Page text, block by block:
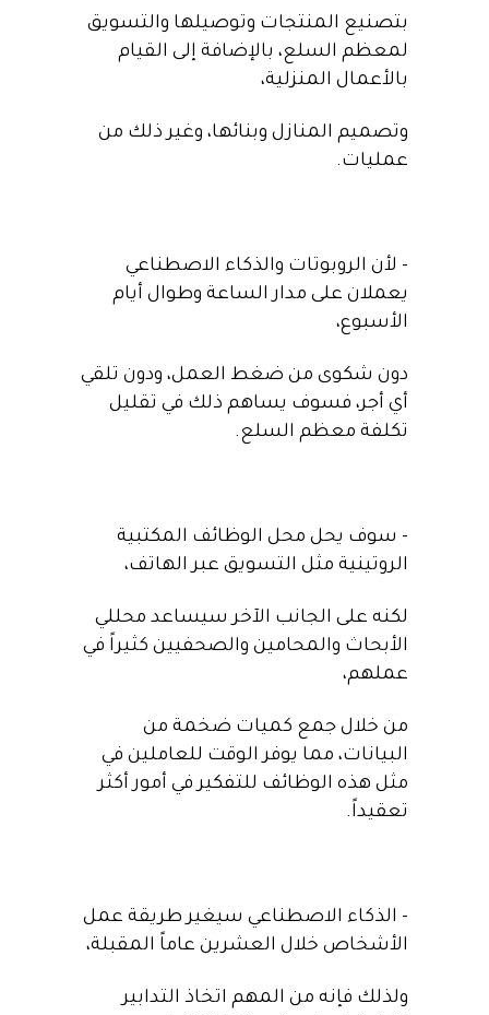
بتصنيع المنتجات وتوصيلها والتسويق
لمعظم السلع، بالإضافة إلى القيام
بالأعمال المنزلية،
وتصميم المنازل وبنائها، وغير ذلك من
عمليات.
– لأن الروبوتات والذكاء الاصطناعي
يعملان على مدار الساعة وطوال أيام
الأسبوع،
دون شكوى من ضغط العمل، ودون تلقي
أي أجر، فسوف يساهم ذلك في تقليل
تكلفة معظم السلع.
– سوف يحل محل الوظائف المكتبية
الروتينية مثل التسويق عبر الهاتف،
لكنه على الجانب الآخر سيساعد محللي
الأبحاث والمحامين والصحفيين كثيراً في
عملهم،
من خلال جمع كميات ضخمة من
البيانات، مما يوفر الوقت للعاملين في
مثل هذه الوظائف للتفكير في أمور أكثر
تعقيداً.
– الذكاء الاصطناعي سيغير طريقة عمل
الأشخاص خلال العشرين عاماً المقبلة،
ولذلك فإنه من المهم اتخاذ التدابير